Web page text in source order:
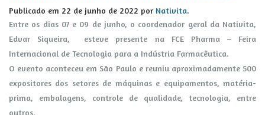
Publicado em 22 de junho de 2022 por Nativita.
Entre os dias 07 e 09 de junho, o coordenador geral da Nativita,
Edvar Siqueira, esteve presente na FCE Pharma – Feira
Internacional de Tecnologia para a Indústria Farmacêutica.
O evento aconteceu em São Paulo e reuniu aproximadamente 500
expositores dos setores de máquinas e equipamentos, matéria-
prima, embalagens, controle de qualidade, tecnologia, entre
outros.